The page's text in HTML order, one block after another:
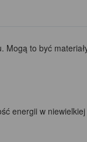
to być
energii w